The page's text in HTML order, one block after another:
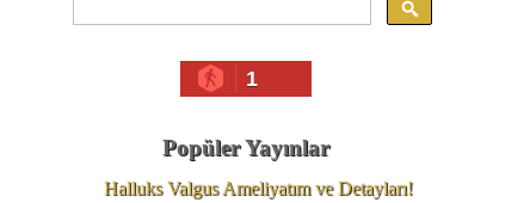
1
Popüler Yayınlar
Halluks Valgus Ameliyatım ve Detayları!